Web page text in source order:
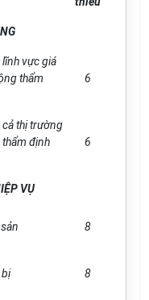
vực giá
thẩm
6
cả thị trường
thẩm định
6
VỤ
8
bị 8